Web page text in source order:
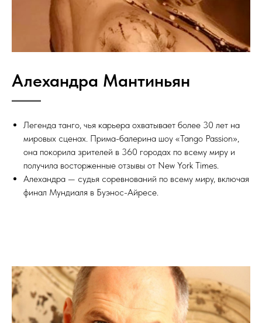
Алехандра Мантиньян
Легенда танго, чья карьера охватывает более 30 лет на
мировых сценах. Прима-балерина шоу «Tango Passion»,
она покорила зрителей в 360 городах по всему миру и
получила восторженные отзывы от New York Times.
Алехандра — судья соревнований по всему миру, включая
финал Мундиаля в Буэнос-Айресе.